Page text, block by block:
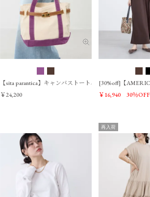
【sita parantica】キャンバストートバッグ-S/0325110066
￥24,200
[30%off]【
￥16,940
30％OFF
再入荷